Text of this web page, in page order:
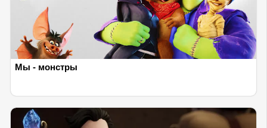
Мы - монстры